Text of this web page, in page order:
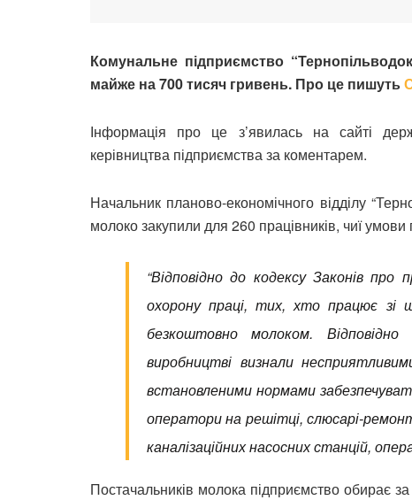
Комунальне підприємство
майже на 700 тисяч гривень. Про це пишуть
Інформація про це з’явилась на сайті
керівництва підприємства за коментарем.
Начальник планово-економічного відділу
молоко закупили для 260 працівників, чиї
“Відповідно до кодексу Законів
охорону праці, тих, хто працює зі
безкоштовно молоком.
виробництві визнали
встановленими нормами
оператори на решітці, слюсарі-
каналізаційних насосних станцій,
Постачальників молока підприємство обирає